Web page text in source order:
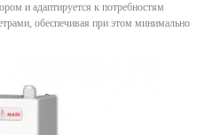
и адаптируется к потребностям
обеспечивая при этом минимально